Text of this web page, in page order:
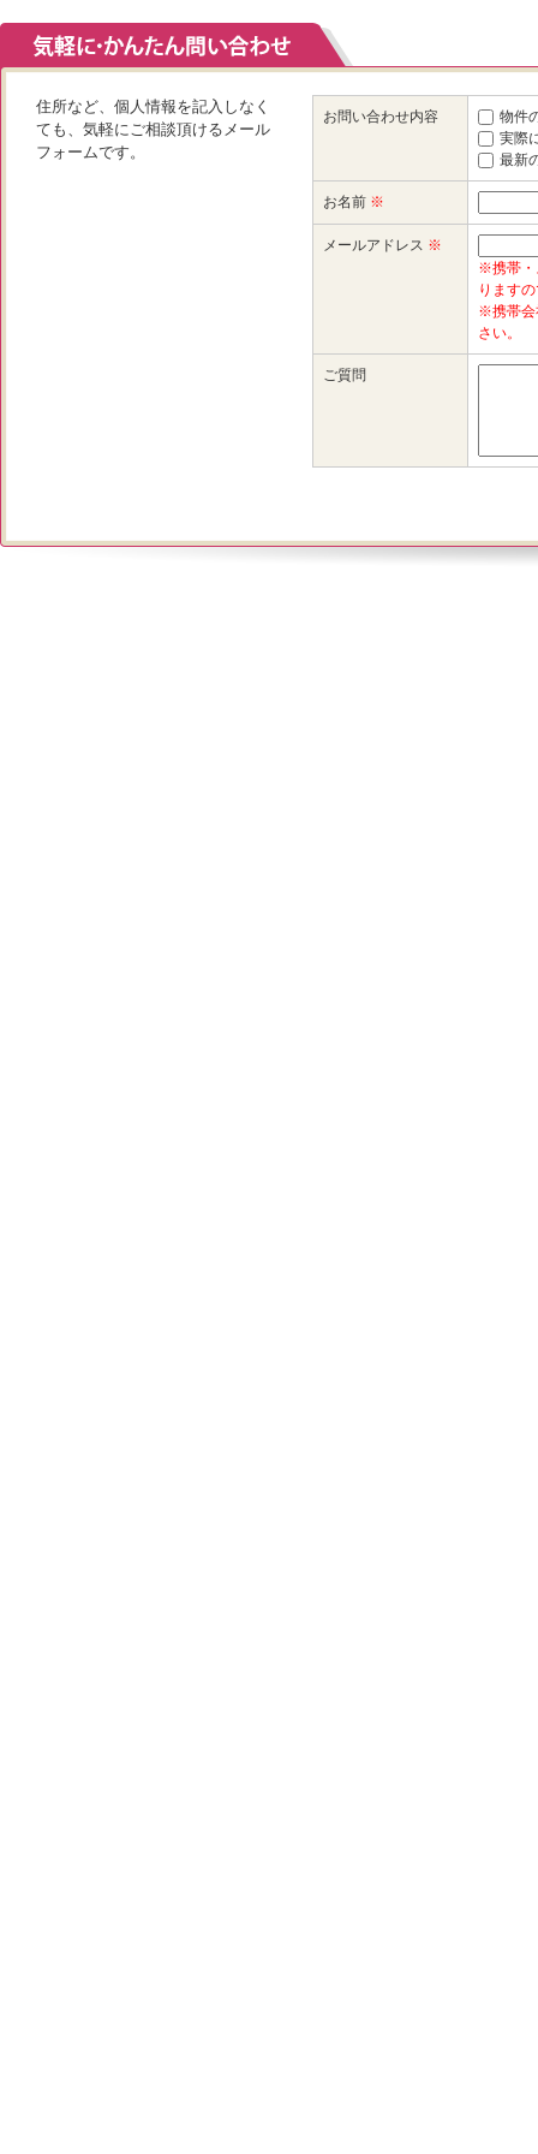
住所など、個人情報を記入しなく
ても、気軽にご相談頂けるメール
フォームです。
お問い合わせ内容
物件
実際
最新
お名前 ※
メールアドレス ※
※携帯・
ります
※携帯会
さい。
ご質問